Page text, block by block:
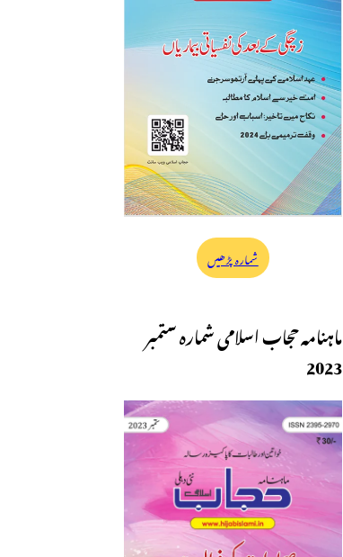
شمارہ پڑھیں
ماہنامہ حجاب اسلامی شمارہ ستمبر
2023